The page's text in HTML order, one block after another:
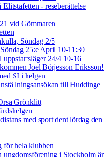
Elitstafetten - reseberättelse
vid Gömmaren
Söndag 2/5
25:e April 10-11:30
24/4 10-16
Joel Börjesson Eriksson!
SI i helgen
till Huddinge
Grönklitt
med sportident lördag den
för hela klubben
ungdomsförening i Stockholm är